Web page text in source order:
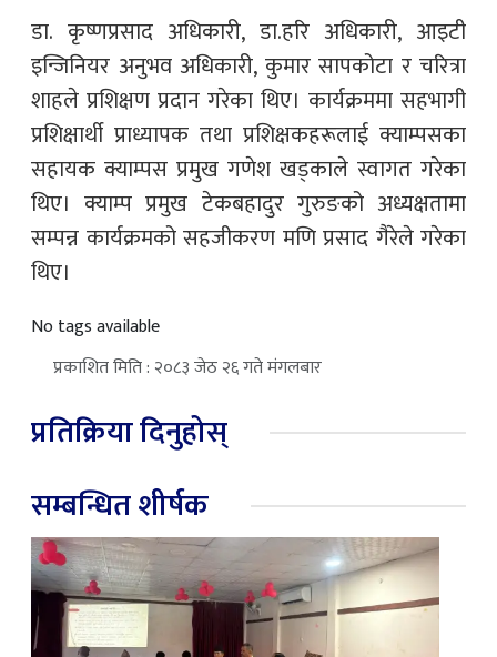
डा. कृष्णप्रसाद अधिकारी, डा.हरि अधिकारी, आइटी
इन्जिनियर अनुभव अधिकारी, कुमार सापकोटा र चरित्रा
शाहले प्रशिक्षण प्रदान गरेका थिए। कार्यक्रममा सहभागी
प्रशिक्षार्थी प्राध्यापक तथा प्रशिक्षकहरूलाई क्याम्पसका
सहायक क्याम्पस प्रमुख गणेश खड्काले स्वागत गरेका
थिए। क्याम्प प्रमुख टेकबहादुर गुरुङको अध्यक्षतामा
सम्पन्न कार्यक्रमको सहजीकरण मणि प्रसाद गैरेले गरेका
थिए।
No tags available
प्रकाशित मिति : २०८३ जेठ २६ गते मंगलबार
प्रतिक्रिया दिनुहोस्
सम्बन्धित शीर्षक